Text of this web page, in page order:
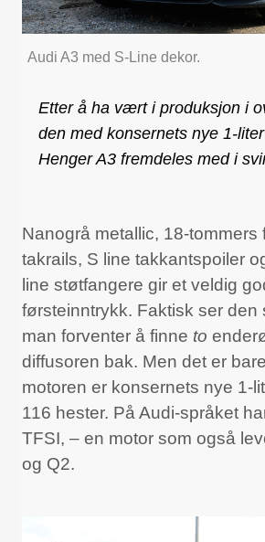
Audi A3 med S-Line dekor.
Etter å ha vært i produksjon i
den med konsernets nye 1-
Henger A3 fremdeles med i
Nanogrå metallic, 18-tommers
takrails, S line takkantspoiler
line støtfangere gir et veldig
førsteinntrykk. Faktisk ser den
man forventer å finne to
diffusoren bak. Men det er
motoren er konsernets nye 1-
116 hester. På Audi-språket
TFSI, – en motor som også
og Q2.